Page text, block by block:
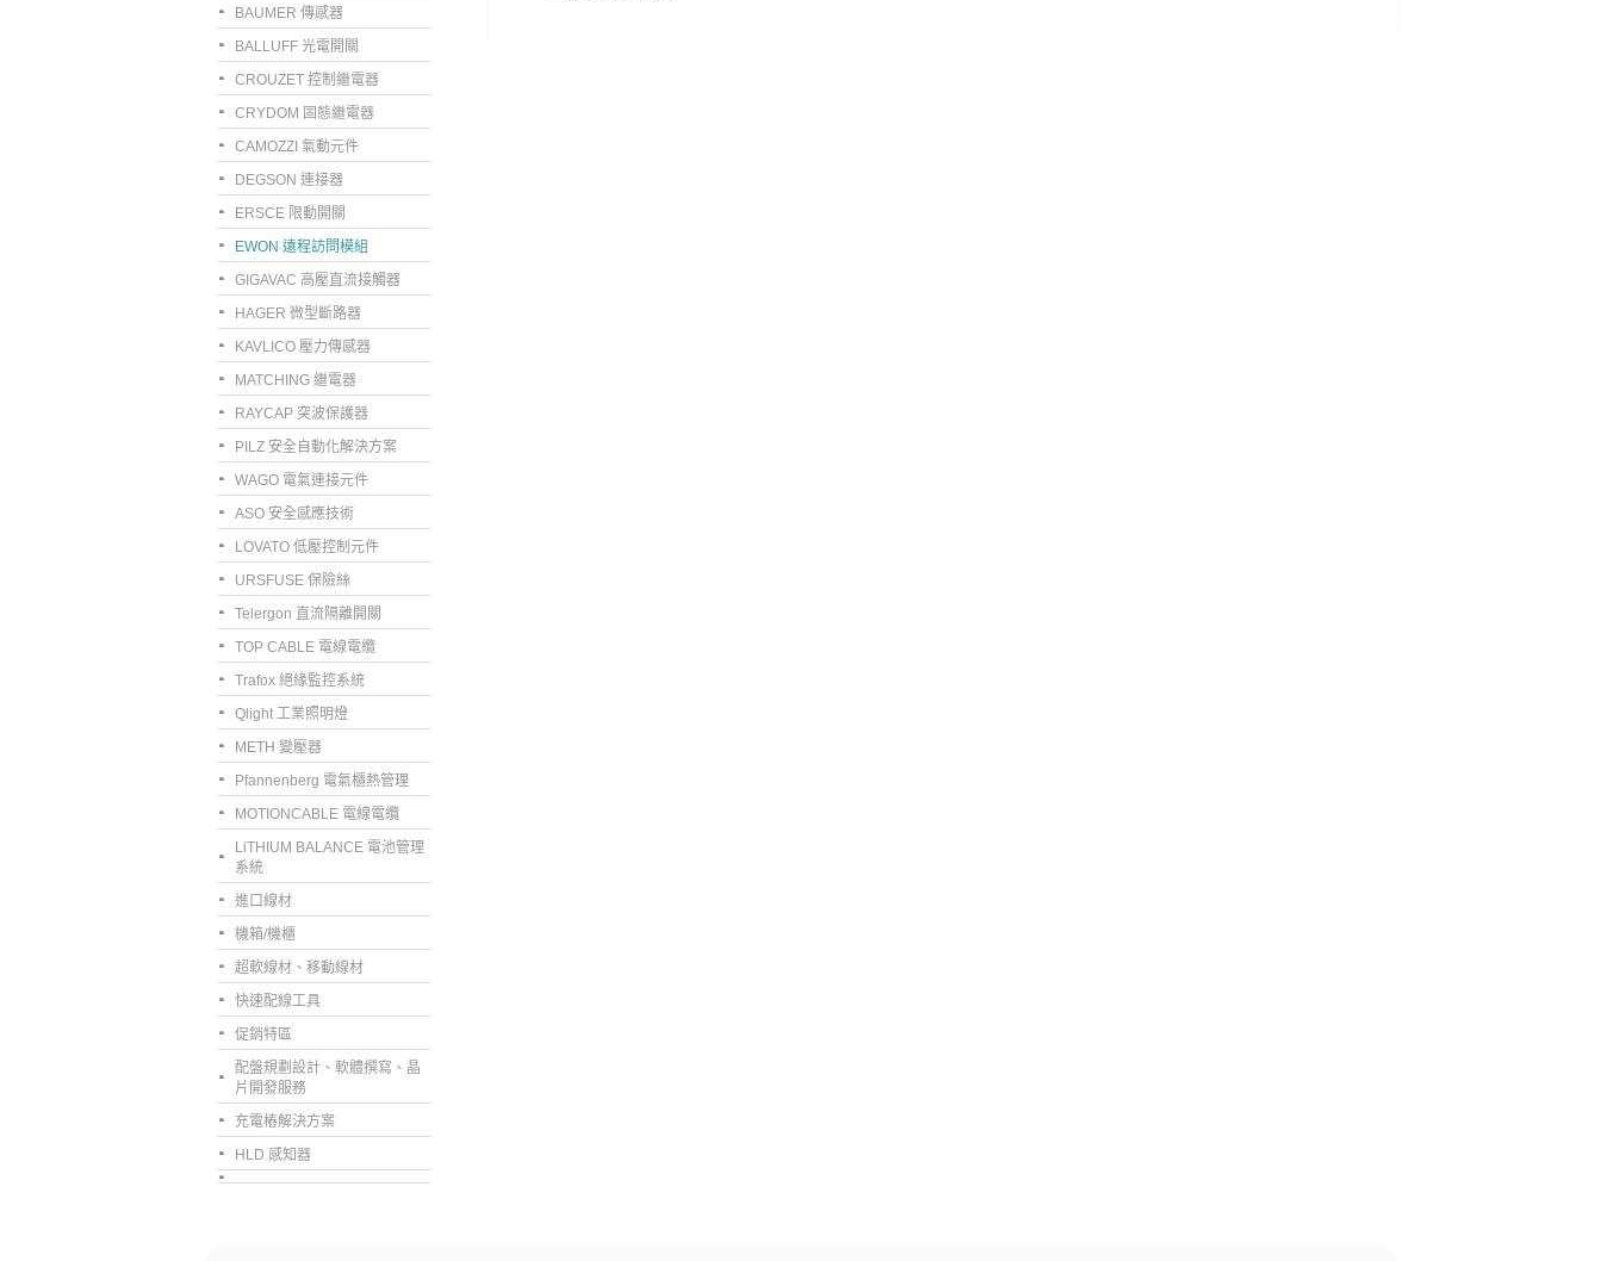
BAUMER 傳感器
BALLUFF 光電開關
CROUZET 控制繼電器
CRYDOM 固態繼電器
CAMOZZI 氣動元件
DEGSON 連接器
ERSCE 限動開關
EWON 遠程訪問模組
GIGAVAC 高壓直流接觸器
HAGER 微型斷路器
KAVLICO 壓力傳感器
MATCHING 繼電器
RAYCAP 突波保護器
PILZ 安全自動化解決方案
WAGO 電氣連接元件
ASO 安全感應技術
LOVATO 低壓控制元件
URSFUSE 保險絲
Telergon 直流隔離開關
TOP CABLE 電線電纜
Trafox 絕緣監控系統
Qlight 工業照明燈
METH 變壓器
Pfannenberg 電氣櫃熱管理
MOTIONCABLE 電線電纜
LiTHIUM BALANCE 電池管理
系統
進口線材
機箱/機櫃
超軟線材、移動線材
快速配線工具
促銷特區
配盤規劃設計、軟體撰寫、晶
片開發服務
充電樁解決方案
HLD 感知器